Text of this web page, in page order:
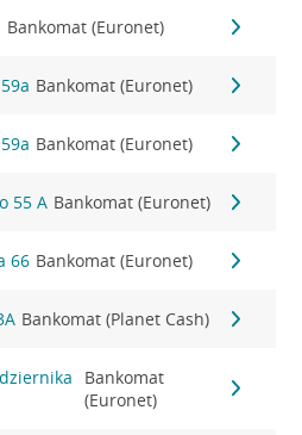
Bankomat (Euronet)
Bankomat (Euronet)
Bankomat (Euronet)
55 A Bankomat (Euronet)
66 Bankomat (Euronet)
Bankomat (Planet Cash)
Bankomat
(Euronet)